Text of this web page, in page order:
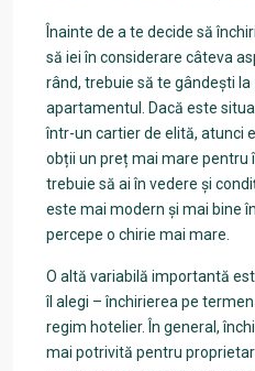
Înainte de a te decide să
să iei în considerare câteva
rând, trebuie să te gândești la
apartamentul. Dacă este
într-un cartier de elită, atunci
obții un preț mai mare pentru
trebuie să ai în vedere și
este mai modern și mai bine
percepe o chirie mai mare.
O altă variabilă importantă
îl alegi – închirierea pe
regim hotelier. În general,
mai potrivită pentru